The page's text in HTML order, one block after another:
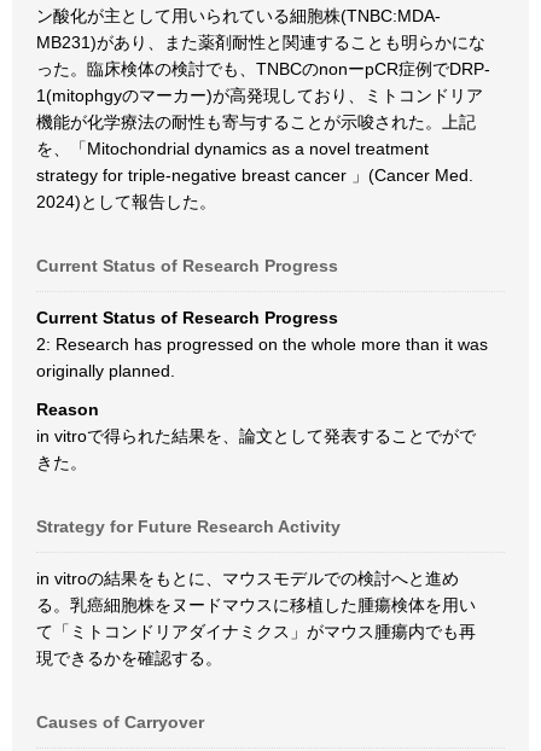
ン酸化が主として用いられている細胞株(TNBC:MDA-
MB231)があり、また薬剤耐性と関連することも明らかにな
った。臨床検体の検討でも、TNBCのnonーpCR症例でDRP-
1(mitophgyのマーカー)が高発現しており、ミトコンドリア
機能が化学療法の耐性も寄与することが示唆された。上記
を、「Mitochondrial dynamics as a novel treatment
strategy for triple-negative breast cancer 」(Cancer Med.
2024)として報告した。
Current Status of Research Progress
Current Status of Research Progress
2: Research has progressed on the whole more than it was
originally planned.
Reason
in vitroで得られた結果を、論文として発表することでがで
きた。
Strategy for Future Research Activity
in vitroの結果をもとに、マウスモデルでの検討へと進め
る。乳癌細胞株をヌードマウスに移植した腫瘍検体を用い
て「ミトコンドリアダイナミクス」がマウス腫瘍内でも再
現できるかを確認する。
Causes of Carryover